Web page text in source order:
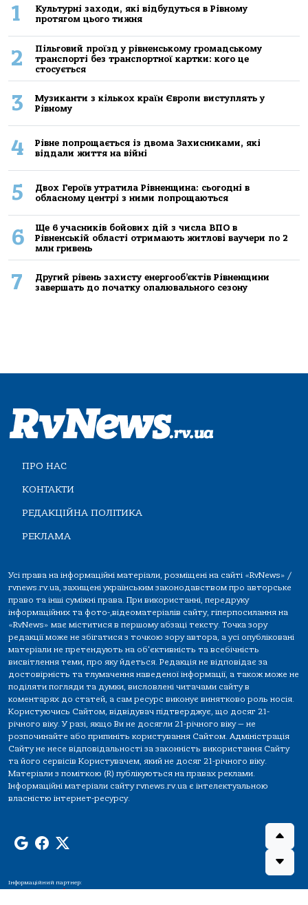
1
Культурні заходи, які відбудуться в Рівному
протягом цього тижня
2
Пільговий проїзд у рівненському громадському
транспорті без транспортної картки: кого це
стосується
3
Музиканти з кількох країн Європи виступлять у
Рівному
4
Рівне попрощається із двома Захисниками, які
віддали життя на війні
5
Двох Героїв утратила Рівненщина: сьогодні в
обласному центрі з ними попрощаються
6
Ще 6 учасників бойових дій з числа ВПО в
Рівненській області отримають житлові ваучери по 2
млн гривень
7
Другий рівень захисту енергооб’єктів Рівненщини
завершать до початку опалювального сезону
ПРО НАС
КОНТАКТИ
РЕДАКЦІЙНА ПОЛІТИКА
РЕКЛАМА
Усі права на інформаційні матеріали, розміщені на сайті «RvNews» /
rvnews.rv.ua, захищені українським законодавством про авторське
право та інші суміжні права. При використанні, передруку
інформаційних та фото-,відеоматеріалів сайту, гіперпосилання на
«RvNews» має міститися в першому абзаці тексту. Точка зору
редакції може не збігатися з точкою зору автора, а усі опубліковані
матеріали не претендують на об'єктивність та всебічність
висвітлення теми, про яку йдеться. Редакція не відповідає за
достовірність та тлумачення наведеної інформації, а також може не
поділяти погляди та думки, висловлені читачами сайту в
коментарях до статей, а сам ресурс виконує винятково роль носія.
Користуючись Сайтом, відвідувач підтверджує, що досяг 21-
річного віку. У разі, якщо Ви не досягли 21-річного віку — не
розпочинайте або припиніть користування Сайтом. Адміністрація
Сайту не несе відповідальності за законність використання Сайту
та його сервісів Користувачем, який не досяг 21-річного віку.
Матеріали з поміткою (R) публікуються на правах реклами.
Інформаційні матеріали сайту rvnews.rv.ua є інтелектуальною
власністю інтернет-ресурсу.
Інформаційний партнер: